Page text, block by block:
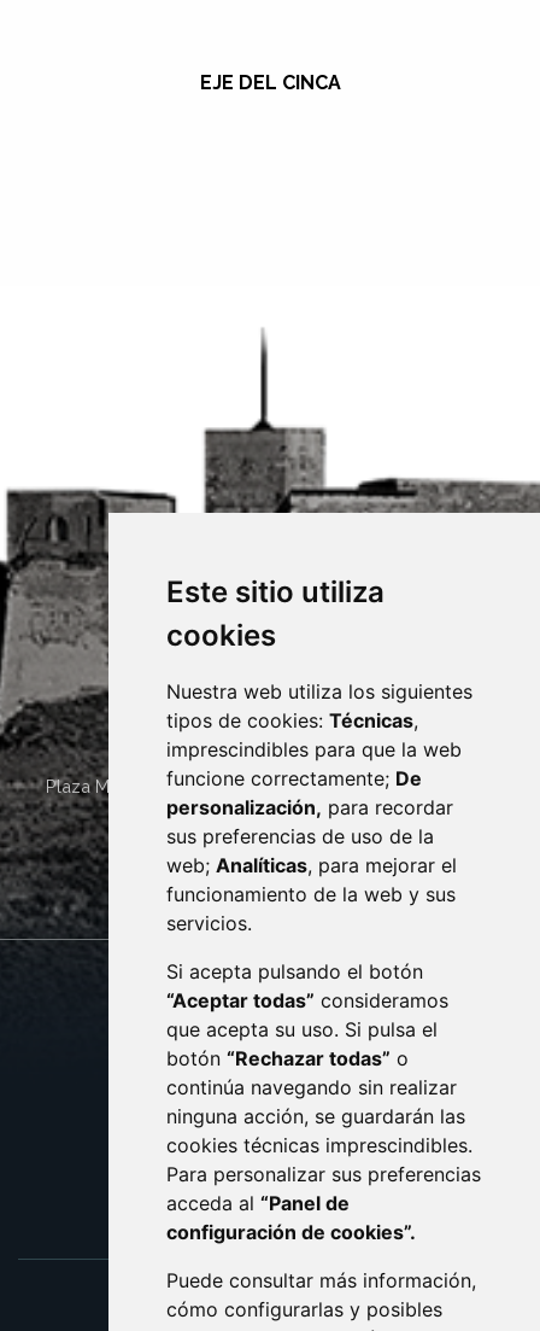
Este sitio utiliza
cookies
Nuestra web utiliza los siguientes
tipos de cookies: Técnicas,
imprescindibles para que la web
funcione correctamente; De
personalización, para recordar
sus preferencias de uso de la
web; Analíticas, para mejorar el
funcionamiento de la web y sus
servicios.
Si acepta pulsando el botón
“Aceptar todas” consideramos
que acepta su uso. Si pulsa el
botón “Rechazar todas” o
continúa navegando sin realizar
ninguna acción, se guardarán las
cookies técnicas imprescindibles.
Para personalizar sus preferencias
acceda al “Panel de
configuración de cookies”.
Puede consultar más información,
cómo configurarlas y posibles
EJE DEL CINCA
Plaza Mayor 4 22400 MONZÓN - ARAGÓN (ESPAÑA)
· (34) 974 400 700 ·
sac@monzon.es
monzon.es
CONTACTO
AVISO LEGAL
PROTECCIÓN DE DATOS
POLÍTICA DE COOKIES
ACCESIBILIDAD
ENLACE EXTERNO AL